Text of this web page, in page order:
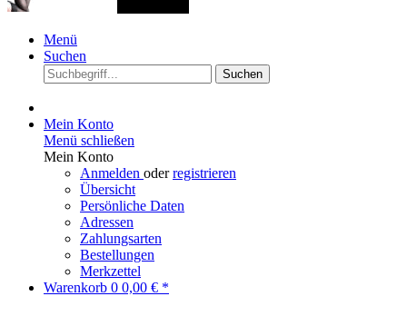
Menü
Suchen
Suchen
Mein Konto
Menü schließen
Mein Konto
Anmelden oderregistrieren
Übersicht
Persönliche Daten
Adressen
Zahlungsarten
Bestellungen
Merkzettel
Warenkorb 0 0,00 € *